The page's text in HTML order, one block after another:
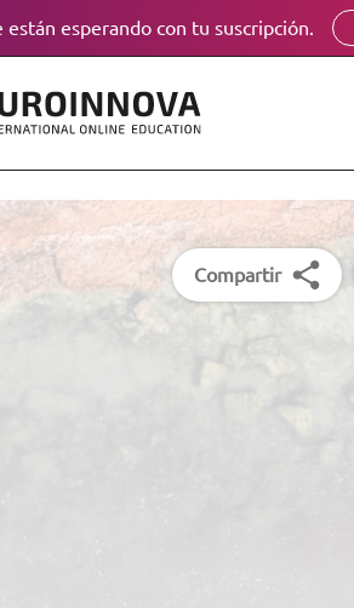
están esperando con tu suscripción.
Compartir